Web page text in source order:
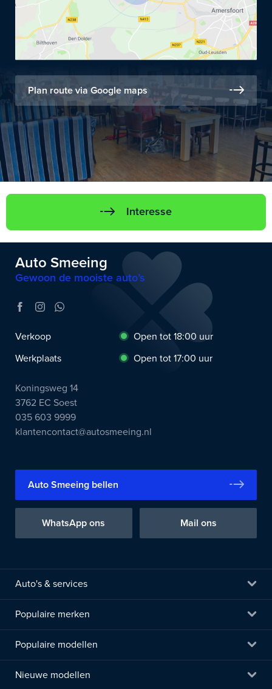
Plan route via Google maps
Interesse
Auto Smeeing
Gewoon de mooiste auto’s
Verkoop
Open tot 18:00 uur
Werkplaats
Open tot 17:00 uur
Koningsweg 14
3762 EC Soest
035 603 9999
klantencontact@autosmeeing.nl
Auto Smeeing bellen
WhatsApp ons Mail ons
Auto's & services
Populaire merken
Populaire modellen
Nieuwe modellen